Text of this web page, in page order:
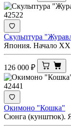
42522
Скульптура
Япония. Начало XX
126 000 ₽
42441
Окимоно "Кошка"
Сюнга (кунштюк).